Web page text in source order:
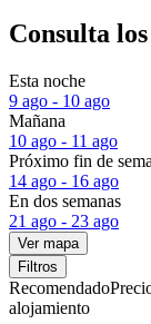
Consulta
Esta noche
9 ago - 10 ago
Mañana
10 ago - 11 ago
Próximo fin de
14 ago - 16 ago
En dos semanas
21 ago - 23 ago
Ver mapa
Filtros
Recomendado
alojamiento